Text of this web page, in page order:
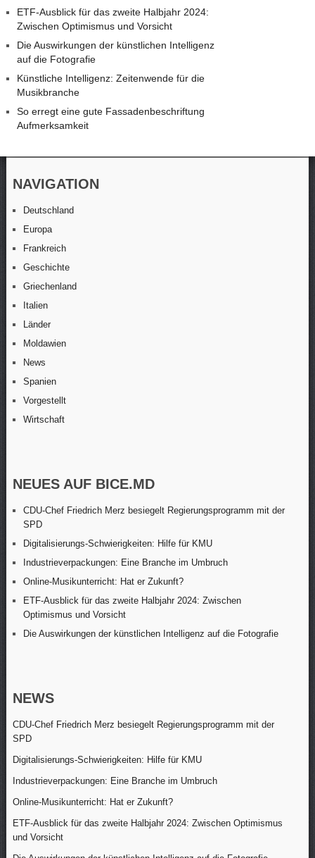
ETF-Ausblick für das zweite Halbjahr 2024:
Zwischen Optimismus und Vorsicht
Die Auswirkungen der künstlichen Intelligenz
auf die Fotografie
Künstliche Intelligenz: Zeitenwende für die
Musikbranche
So erregt eine gute Fassadenbeschriftung
Aufmerksamkeit
NAVIGATION
Deutschland
Europa
Frankreich
Geschichte
Griechenland
Italien
Länder
Moldawien
News
Spanien
Vorgestellt
Wirtschaft
NEUES AUF BICE.MD
CDU-Chef Friedrich Merz besiegelt Regierungsprogramm mit der
SPD
Digitalisierungs-Schwierigkeiten: Hilfe für KMU
Industrieverpackungen: Eine Branche im Umbruch
Online-Musikunterricht: Hat er Zukunft?
ETF-Ausblick für das zweite Halbjahr 2024: Zwischen
Optimismus und Vorsicht
Die Auswirkungen der künstlichen Intelligenz auf die Fotografie
NEWS
CDU-Chef Friedrich Merz besiegelt Regierungsprogramm mit der
SPD
Digitalisierungs-Schwierigkeiten: Hilfe für KMU
Industrieverpackungen: Eine Branche im Umbruch
Online-Musikunterricht: Hat er Zukunft?
ETF-Ausblick für das zweite Halbjahr 2024: Zwischen Optimismus
und Vorsicht